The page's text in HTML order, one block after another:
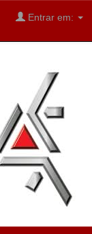
Entrar em: